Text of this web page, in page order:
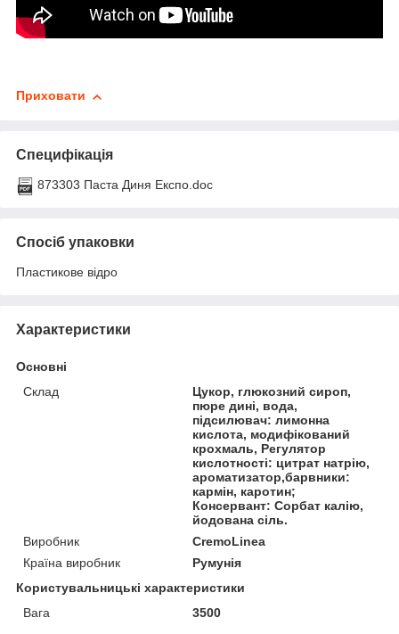
Приховати
Специфікація
873303 Паста Диня Експо.doc
Спосіб упаковки
Пластикове відро
Характеристики
Основні
Склад
Цукор, глюкозний сироп,
пюре дині, вода,
підсилювач: лимонна
кислота, модифікований
крохмаль, Регулятор
кислотності: цитрат натрію,
ароматизатор,барвники:
кармін, каротин;
Консервант: Сорбат калію,
йодована сіль.
Виробник
CremoLinea
Країна виробник
Румунія
Користувальницькі характеристики
Вага
3500